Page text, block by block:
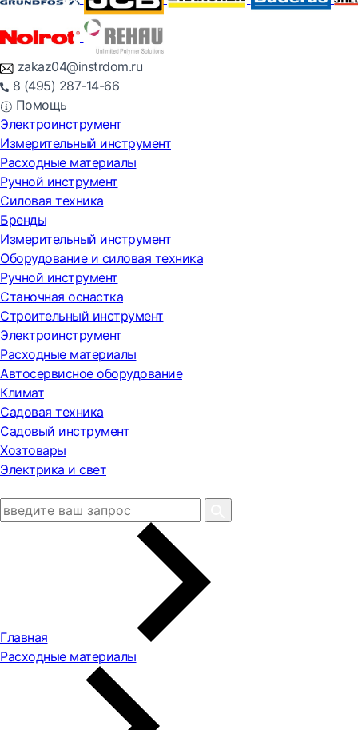
zakaz04@instrdom.ru
8 (495) 287-14-66
Помощь
Электроинструмент
Измерительный инструмент
Расходные материалы
Ручной инструмент
Силовая техника
Бренды
Измерительный инструмент
Оборудование и силовая техника
Ручной инструмент
Станочная оснастка
Строительный инструмент
Электроинструмент
Расходные материалы
Автосервисное оборудование
Климат
Садовая техника
Садовый инструмент
Хозтовары
Электрика и свет
Главная
Расходные материалы